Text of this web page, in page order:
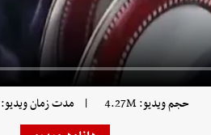
حجم ویدیو: 4.27M | مدت زمان ویدیو: 00:00:37